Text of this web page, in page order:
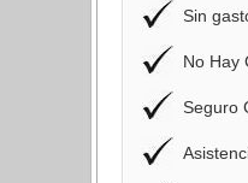
Sin
No Hay
Seguro